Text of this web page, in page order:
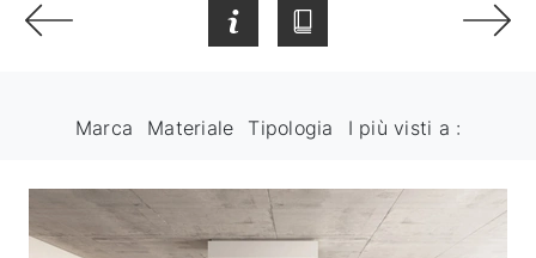
Marca Materiale Tipologia I più visti a :